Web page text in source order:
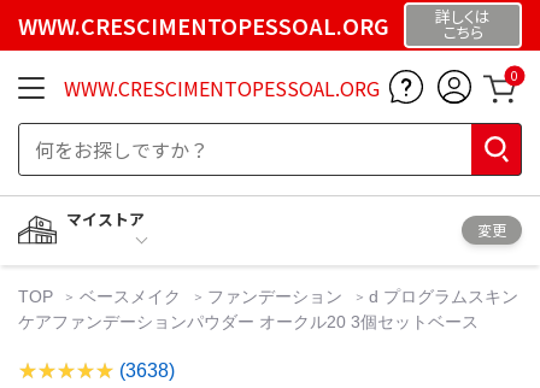
WWW.CRESCIMENTOPESSOAL.ORG 詳しくは
こちら
WWW.CRESCIMENTOPESSOAL.ORG 0
マイストア
変更
TOP ベースメイク ファンデーション
d プログラムスキン
ケアファンデーションパウダー オークル20 3個セットベース
(3638)